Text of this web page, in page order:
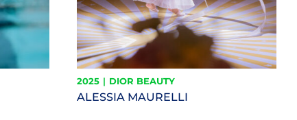
2025 | DIOR BEAUTY
ALESSIA MAURELLI